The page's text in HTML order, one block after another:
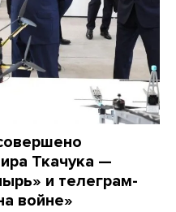
Ткачука —
и телеграм-
войне»